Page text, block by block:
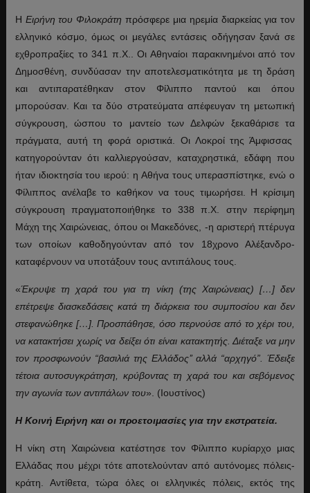
Η Ειρήνη του Φιλοκράτηπρόσφερε μια ηρεμία διαρκείας για τον
ελληνικό κόσμο, όμως οι μεγάλες εντάσεις οδήγησαν ξανά σε
εχθροπραξίες το 341 π.Χ.. Οι Αθηναίοι παρακινημένοι από τον
Δημοσθένη, συνδύασαν την αποτελεσματικότητα με τη δράση
και αντιπαρατέθηκαν στον Φίλιππο παντού και όπου
μπορούσαν. Και τα δύο στρατεύματα απέφευγαν τη μετωπική
σύγκρουση, ώσπου το μαντείο των Δελφών ξεκαθάρισε τα
πράγματα, αυτή τη φορά οριστικά. Οι Λοκροί της Άμφισσας
κατηγορούνταν ότι καλλιεργούσαν, καταχρηστικά, εδάφη που
ήταν ιδιοκτησία του ιερού: η Αθήνα τους υπερασπίστηκε, ενώ ο
Φίλιππος ανέλαβε το καθήκον να τους τιμωρήσει. Η κρίσιμη
σύγκρουση πραγματοποιήθηκε το 338 π.Χ. στην περίφημη
Μάχη της Χαιρώνειας, όπου οι Μακεδόνες, -η αριστερή πτέρυγα
των οποίων καθοδηγούνταν από τον 18χρονο Αλέξανδρο-
καταφέρνουν να υποτάξουν τους αντιπάλους τους.
«Έκρυψε τη χαρά του για τη νίκη (της Χαιρώνειας) […] δεν
επέτρεψε διασκεδάσεις κατά τη διάρκεια του συμποσίου και δεν
στεφανώθηκε […]. Προσπάθησε, όσο περνούσε από το χέρι του,
να κατακτήσει χωρίς να δείξει ότι είναι κατακτητής. Διέταξε να μην
τον προσφωνούν “βασιλιά της Ελλάδος’’ αλλά “αρχηγό”. Έδειξε
τέτοια αυτοσυγκράτηση, κρύβοντας τη χαρά του και σεβόμενος
την αγωνία των αντιπάλων του». (Ιουστίνος)
Η Κοινή Ειρήνη και οι προετοιμασίες για την εκστρατεία.
Η νίκη στη Χαιρώνεια κατέστησε τον Φίλιππο κυρίαρχο μιας
Ελλάδας που μέχρι τότε αποτελούνταν από αυτόνομες πόλεις-
κράτη. Αντίθετα, τώρα όλες οι ελληνικές πόλεις, εκτός της